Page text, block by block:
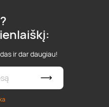
ir dar daugiau!